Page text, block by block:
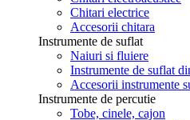
Chitari electrice
Accesorii chitara
Instrumente de suflat
Naiuri si fluiere
Instrumente de suflat
Accesorii instrumente
Instrumente de percutie
Tobe, cinele, cajon